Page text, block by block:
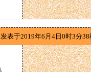
发表于2019年6月4日0时3分38